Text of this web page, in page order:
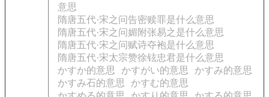
意思
隋唐五代·宋之问告密赎罪是什么意思
隋唐五代·宋之问媚附张易之是什么意思
隋唐五代·宋之问赋诗夺袍是什么意思
隋唐五代·宋太宗赞徐铉忠君是什么意思
かすか的意思
かすがい的意思
かすみ的意思
かすみ石的意思
かすむ的意思